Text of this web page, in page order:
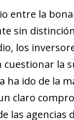
entre la
sin
los
cuestionar la
ha ido de la
claro
las agencias